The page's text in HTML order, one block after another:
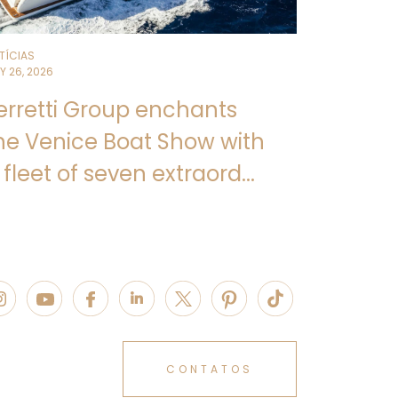
26, 2026
Group enchants
Venice Boat Show with
of seven extraord...
CONTATOS